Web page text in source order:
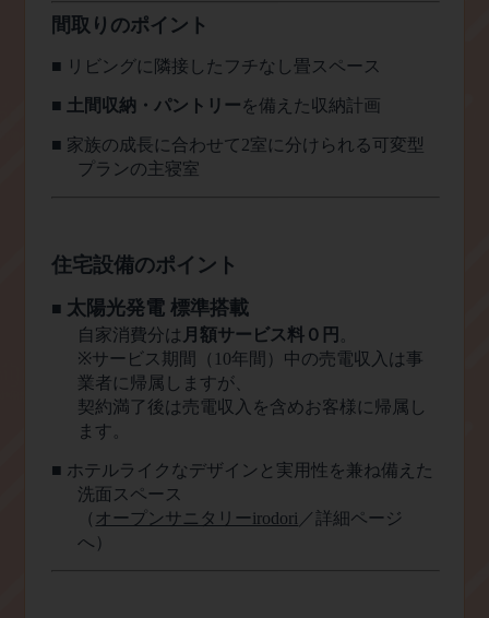
間取りのポイント
■ リビングに隣接したフチなし畳スペース
■ 土間収納・パントリーを備えた収納計画
■ 家族の成長に合わせて2室に分けられる可変型
プランの主寝室
住宅設備のポイント
■ 太陽光発電 標準搭載
自家消費分は 月額サービス料０円 。
※サービス期間（ 10年間）中の売電収入は事
業者に帰属しますが、
契約満了後は売電収入を含めお客様に帰属し
ます。
■ ホテルライクなデザインと実用性を兼ね備えた
洗面スペース
（ オープンサニタリーirodori ／詳細ページ
へ）